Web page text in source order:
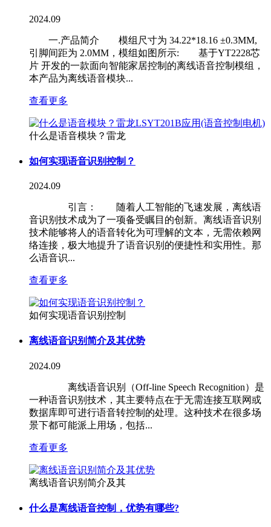
2024.09
一.产品简介 模组尺寸为 34.22*18.16 ±0.3MM,
引脚间距为 2.0MM，模组如图所示: 基于YT2228芯
片 开发的一款面向智能家居控制的离线语音控制模组，
本产品为离线语音模块...
查看更多
什么是语音模块？雷龙
如何实现语音识别控制？
2024.09
引言： 随着人工智能的飞速发展，离线语
音识别技术成为了一项备受瞩目的创新。离线语音识别
技术能够将人的语音转化为可理解的文本，无需依赖网
络连接，极大地提升了语音识别的便捷性和实用性。那
么语音识...
查看更多
如何实现语音识别控制
离线语音识别简介及其优势
2024.09
离线语音识别（Off-line Speech Recognition）是
一种语音识别技术，其主要特点在于无需连接互联网或
数据库即可进行语音转控制的处理。这种技术在很多场
景下都可能派上用场，包括...
查看更多
离线语音识别简介及其
什么是离线语音控制，优势有哪些?